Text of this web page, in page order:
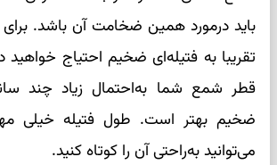
باید در‌مورد همین ضخامت آن باشد.
تقریبا به فتیله‌ای ضخیم احتیاج خواهید
قطر شمع شما به‌احتمال زیاد چند
ضخیم بهتر است. طول فتیله خیلی
می‌توانید به‌راحتی آن را کوتاه کنید.